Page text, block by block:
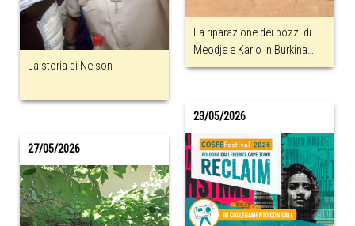
La storia di Nelson
La riparazione dei pozzi di
Meodje e Kario in Burkina
Faso
27/05/2026
23/05/2026